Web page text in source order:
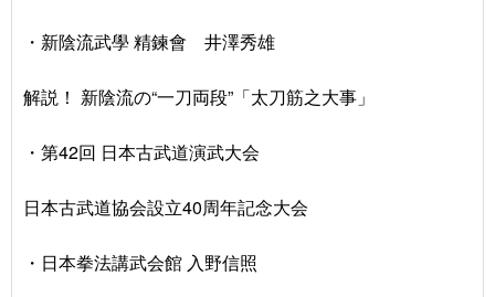
・新陰流武學 精鍊會 井澤秀雄
解説！ 新陰流の“一刀両段”「太刀筋之大事」
・第42回 日本古武道演武大会
日本古武道協会設立40周年記念大会
・日本拳法講武会館 入野信照